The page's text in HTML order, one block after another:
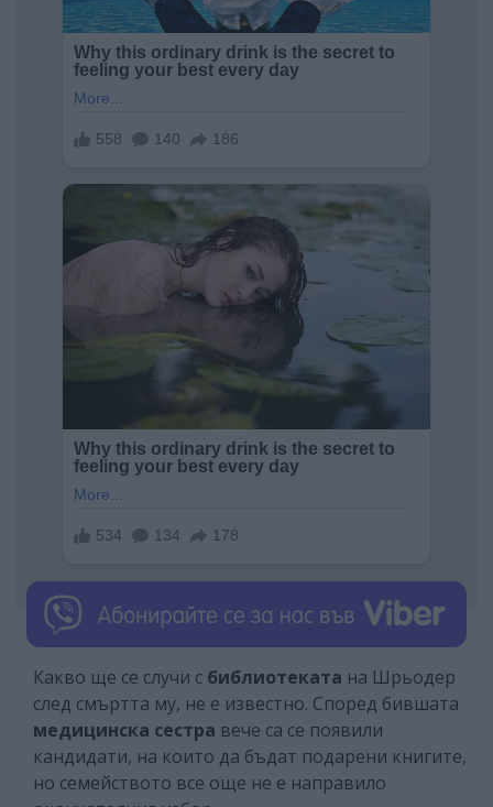
Какво ще се случи с библиотеката на Шрьодер
след смъртта му, не е известно. Според бившата
медицинска сестра вече са се появили
кандидати, на които да бъдат подарени книгите,
но семейството все още не е направило